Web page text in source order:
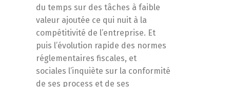
du temps sur des tâches à faible
valeur ajoutée ce qui nuit à la
compétitivité de l’entreprise. Et
puis l’évolution rapide des normes
réglementaires fiscales, et
sociales l’inquiète sur la conformité
de ses process et de ses